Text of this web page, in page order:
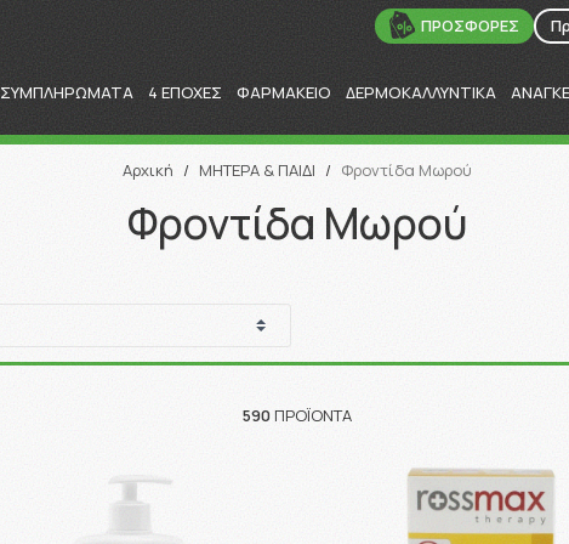
ΠΡΟΣΦΟΡΕΣ
ΣΥΜΠΛΗΡΩΜΑΤΑ 4 ΕΠΟΧΕΣ ΦΑΡΜΑΚΕΙΟ ΔΕΡΜΟΚΑΛΛΥΝΤΙΚΑ
Αναζήτηση
Αρχική / ΜΗΤΕΡΑ & ΠΑΙΔΙ / Φροντίδα Μωρού
Φροντίδα Μωρού
590ΠΡΟΪΌΝΤΑ